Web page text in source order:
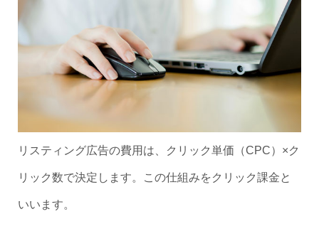
リスティング広告の費用は、クリック単価（CPC）×ク
リック数で決定します。この仕組みをクリック課金と
いいます。